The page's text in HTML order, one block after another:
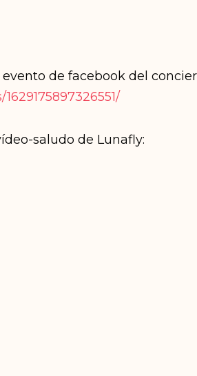
de facebook del
saludo de Lunafly: